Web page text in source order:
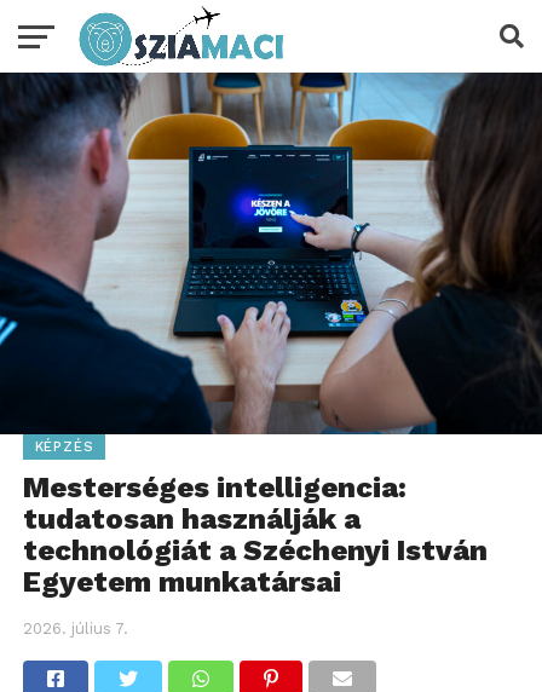
KÉPZÉS
Mesterséges intelligencia:
tudatosan használják a
technológiát a Széchenyi István
Egyetem munkatársai
2026. július 7.